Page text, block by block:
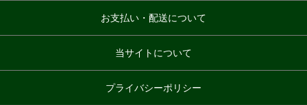
お支払い・配送について
当サイトについて
プライバシーポリシー